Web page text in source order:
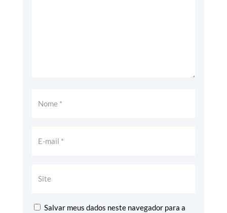
Salvar meus dados neste navegador para a